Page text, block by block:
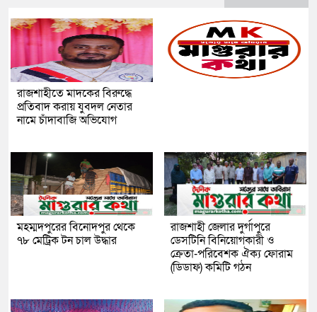
রাজশাহীতে মাদকের বিরুদ্ধে
প্রতিবাদ করায় যুবদল নেতার
নামে চাঁদাবাজি অভিযোগ
মহম্মদপুরের বিনোদপুর থেকে
৭৮ মেট্রিক টন চাল উদ্ধার
রাজশাহী জেলার দুর্গাপুরে
ডেসটিনি বিনিয়োগকারী ও
ক্রেতা-পরিবেশক ঐক্য ফোরাম
(ডিডাফ) কমিটি গঠন